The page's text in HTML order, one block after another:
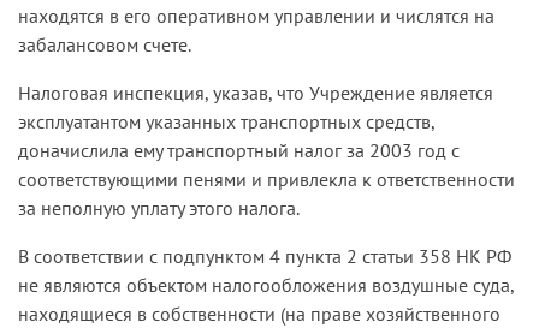
находятся в его оперативном управлении и числятся на
забалансовом счете.
Налоговая инспекция, указав, что Учреждение является
эксплуатантом указанных транспортных средств,
доначислила ему транспортный налог за 2003 год с
соответствующими пенями и привлекла к ответственности
за неполную уплату этого налога.
В соответствии с подпунктом 4 пункта 2 статьи 358 НК РФ
не являются объектом налогообложения воздушные суда,
находящиеся в собственности (на праве хозяйственного